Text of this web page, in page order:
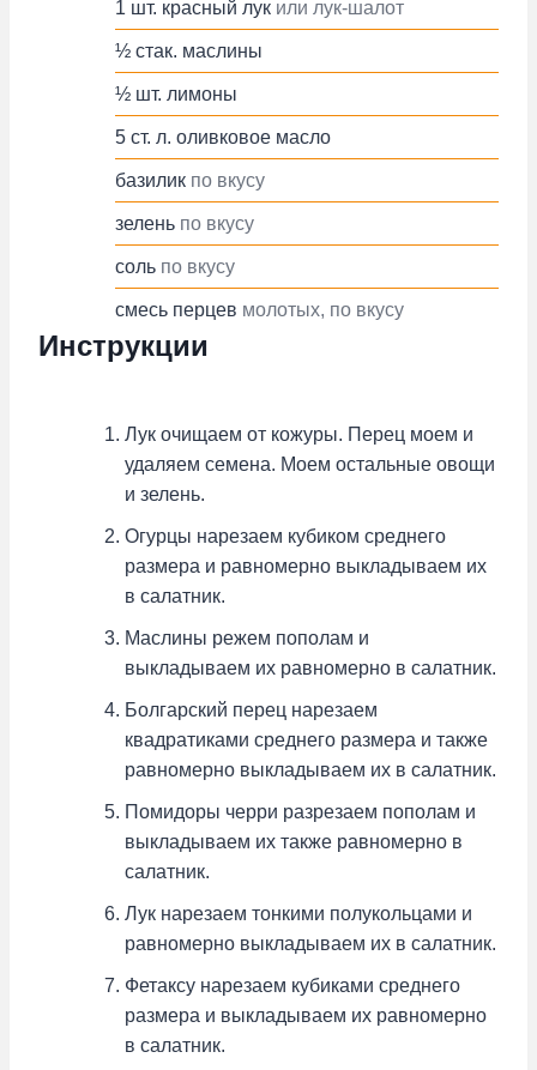
1 шт. красный лук или лук-шалот
½ стак. маслины
½ шт. лимоны
5 ст. л. оливковое масло
базилик по вкусу
зелень по вкусу
соль по вкусу
смесь перцев молотых, по вкусу
Инструкции
Лук очищаем от кожуры. Перец моем и
удаляем семена. Моем остальные овощи
и зелень.
Огурцы нарезаем кубиком среднего
размера и равномерно выкладываем их
в салатник.
Маслины режем пополам и
выкладываем их равномерно в салатник.
Болгарский перец нарезаем
квадратиками среднего размера и также
равномерно выкладываем их в салатник.
Помидоры черри разрезаем пополам и
выкладываем их также равномерно в
салатник.
Лук нарезаем тонкими полукольцами и
равномерно выкладываем их в салатник.
Фетаксу нарезаем кубиками среднего
размера и выкладываем их равномерно
в салатник.